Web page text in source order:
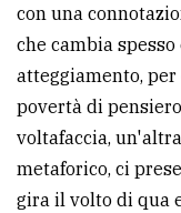
per
comune
Ricerca
avanzata
con una
che cambia
atteggiamento,
povertà di
voltafaccia,
metaforico, ci
gira il volto di qua